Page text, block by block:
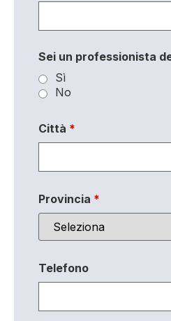
Sei un professionista
Sì
No
Città *
Provincia *
Telefono